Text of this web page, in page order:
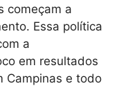
começam a
Essa política
a
em resultados
Campinas e todo